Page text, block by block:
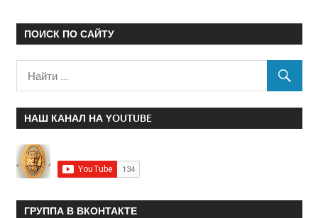
ПОИСК ПО САЙТУ
НАШ КАНАЛ НА YOUTUBE
ГРУППА В ВКОНТАКТЕ